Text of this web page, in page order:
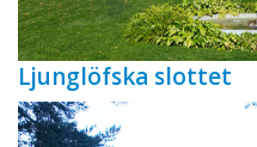
Ljunglöfska slottet